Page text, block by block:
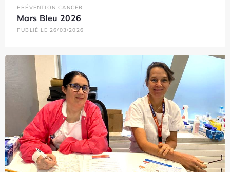
PRÉVENTION CANCER
Mars Bleu 2026
PUBLIÉ LE 26/03/2026